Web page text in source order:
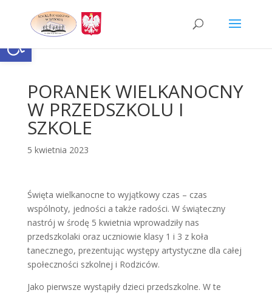
contentOtwórz pasek narzędzi
PORANEK WIELKANOCNY
W PRZEDSZKOLU I
SZKOLE
5 kwietnia 2023
Święta wielkanocne to wyjątkowy czas – czas
wspólnoty, jedności a także radości. W świąteczny
nastrój w środę 5 kwietnia wprowadziły nas
przedszkolaki oraz uczniowie klasy 1 i 3 z koła
tanecznego, prezentując występy artystyczne dla całej
społeczności szkolnej i Rodziców.
Jako pierwsze wystąpiły dzieci przedszkolne. W te